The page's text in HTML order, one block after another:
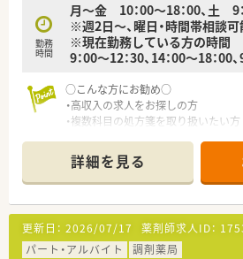
勤務
時間
月～金 10：00～18：00、土 9
※週2日～、曜日・時間帯相談可
※現在勤務している方の時間
9：00～12：30、14：00～18：00
○こんな方にお勧め○
・高収入の求人をお探しの方
・複数科目の処方箋を取り扱いたい方
詳細を見る
更新日： 2026/07/17 薬剤師求人ID：
パート・アルバイト
調剤薬局